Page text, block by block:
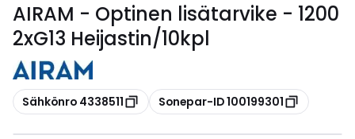
AIRAM - Optinen lisätarvike - 1200
2xG13 Heijastin/10kpl
Kopioi
Sähkönro 4338511 Kopioi
Sonepar-ID 100199301